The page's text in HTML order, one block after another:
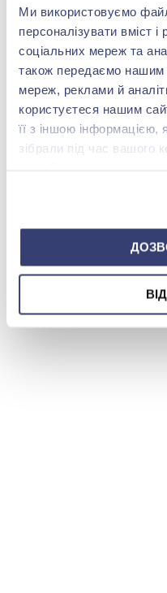
Ми використовуємо
персоналізувати вміст і
соціальних мереж та
також передаємо нашим
мереж, реклами й
користуєтеся нашим
її з іншою інформацією,
зібрали під час вашого
0